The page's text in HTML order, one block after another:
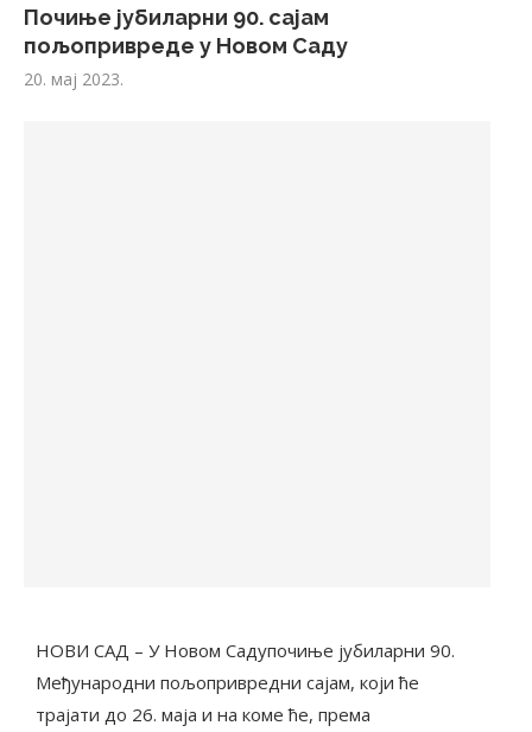
Почиње јубиларни 90. сајам
пољопривреде у Новом Саду
20. мај 2023.
НОВИ САД – У Новом Садупочиње јубиларни 90.
Међународни пољопривредни сајам, који ће
трајати до 26. маја и на коме ће, према